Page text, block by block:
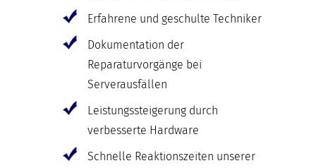
Erfahrene und geschulte Techniker
Dokumentation der
Reparaturvorgänge bei
Serverausfällen
Leistungssteigerung durch
verbesserte Hardware
Schnelle Reaktionszeiten unserer